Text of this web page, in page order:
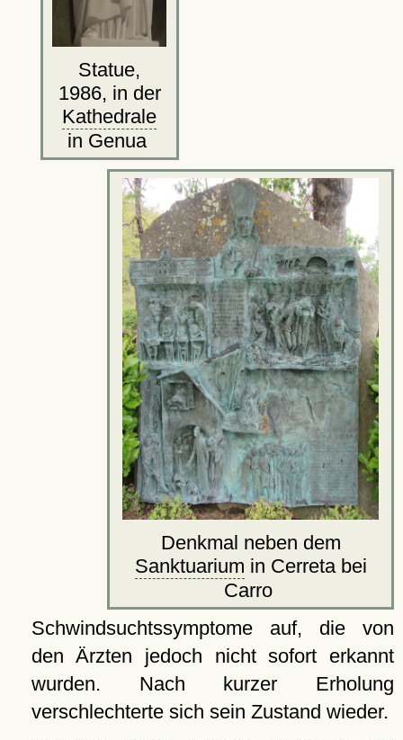
Statue,
1986, in der
Kathedrale
in Genua
Denkmal neben dem
Sanktuarium in Cerreta bei
Carro
Schwindsuchtssymptome auf, die von
den Ärzten jedoch nicht sofort erkannt
wurden. Nach kurzer Erholung
verschlechterte sich sein Zustand wieder.